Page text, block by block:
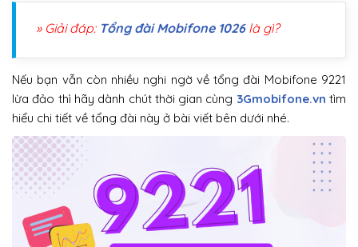
» Giải đáp: Tổng đài Mobifone 1026là gì?
Nếu bạn vẫn còn nhiều nghi ngờ về tổng đài Mobifone 9221
lừa đảo thì hãy dành chút thời gian cùng 3Gmobifone.vn tìm
hiểu chi tiết về tổng đài này ở bài viết bên dưới nhé.